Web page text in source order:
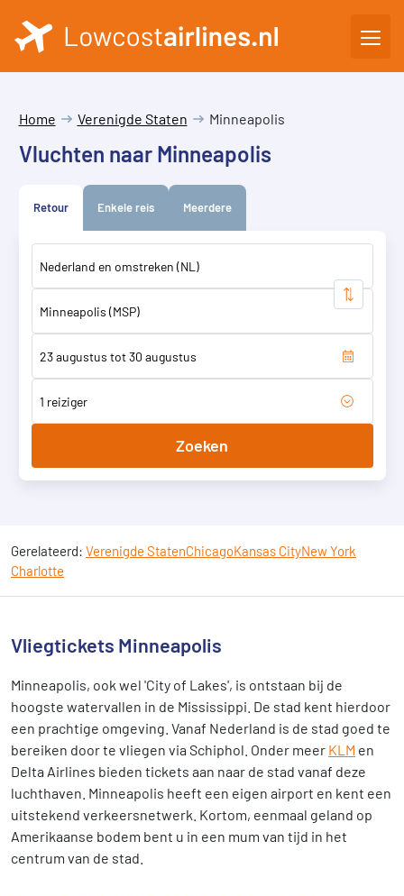
Home Verenigde Staten Minneapolis
Vluchten naar Minneapolis
Retour Enkele reis Meerdere
1 reiziger
Zoeken
Gerelateerd: Verenigde StatenChicagoKansas CityNew York
Charlotte
Vliegtickets Minneapolis
Minneapolis, ook wel 'City of Lakes', is ontstaan bij de
hoogste watervallen in de Mississippi. De stad kent hierdoor
een prachtige omgeving. Vanaf Nederland is de stad goed te
bereiken door te vliegen via Schiphol. Onder meer KLM en
Delta Airlines bieden tickets aan naar de stad vanaf deze
luchthaven. Minneapolis heeft een eigen airport en kent een
uitstekend verkeersnetwerk. Kortom, eenmaal geland op
Amerikaanse bodem bent u in een mum van tijd in het
centrum van de stad.